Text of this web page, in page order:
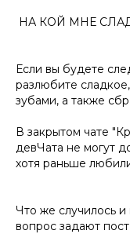
НА КОЙ МНЕ
Если вы будете
разлюбите сладкое
зубами, а также
В закрытом чате
девЧата не могут
хотя раньше
Что же случилось и
вопрос задают